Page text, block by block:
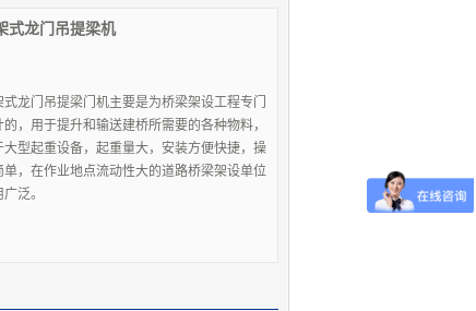
式龙门吊提梁机
式龙门吊提梁门机主要是为桥梁架设工程专门
的，用于提升和输送建桥所需要的各种物料，
大型起重设备，起重量大，安装方便快捷，操
单，在作业地点流动性大的道路桥梁架设单位
泛。